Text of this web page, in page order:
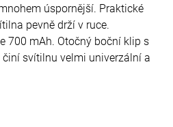
úspornější. Praktické
pevně drží v ruce.
700 mAh. Otočný boční klip s
svítilnu velmi univerzální a